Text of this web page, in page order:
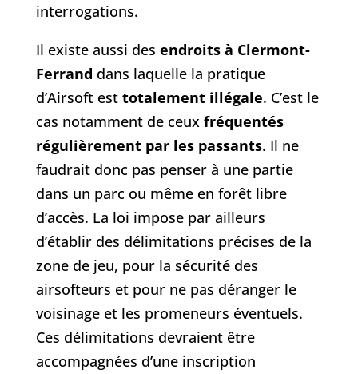
interrogations.
Il existe aussi des endroits à Clermont-
Ferrand dans laquelle la pratique
d’Airsoft est totalement illégale. C’est le
cas notamment de ceux fréquentés
régulièrement par les passants. Il ne
faudrait donc pas penser à une partie
dans un parc ou même en forêt libre
d’accès. La loi impose par ailleurs
d’établir des délimitations précises de la
zone de jeu, pour la sécurité des
airsofteurs et pour ne pas déranger le
voisinage et les promeneurs éventuels.
Ces délimitations devraient être
accompagnées d’une inscription